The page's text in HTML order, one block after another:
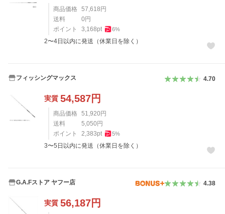
商品価格 57,618 円
送料
0 円
ポイント
3,168pt 6%
2〜4日以内に発送（休業日を除く）
フィッシングマックス 4.70
実質 54,587円
商品価格 51,920 円
送料
5,050 円
ポイント
2,383pt 5%
3〜5日以内に発送（休業日を除く）
G.A.Fストア ヤフー店 4.38
実質 56,187円